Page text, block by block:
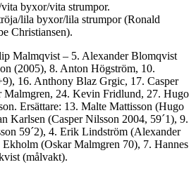
byxor/vita strumpor.
lila byxor/lila strumpor (Ronald
Christiansen).
Malmqvist – 5. Alexander Blomqvist
(2005), 8. Anton Högström, 10.
16. Anthony Blaz Grgic, 17. Casper
Malmgren, 24. Kevin Fridlund, 27. Hugo
Ersättare: 13. Malte Mattisson (Hugo
Karlsen (Casper Nilsson 2004, 59´1), 9.
59´2), 4. Erik Lindström (Alexander
(Oskar Malmgren 70), 7. Hannes
(målvakt).